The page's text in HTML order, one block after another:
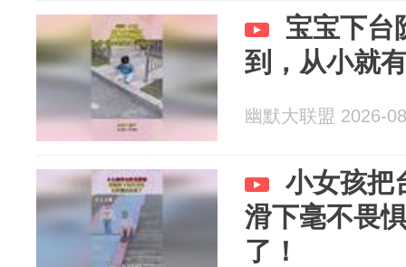
宝宝下台
到，从小就
幽默大联盟 2026-
小女孩把
滑下毫不畏
了！